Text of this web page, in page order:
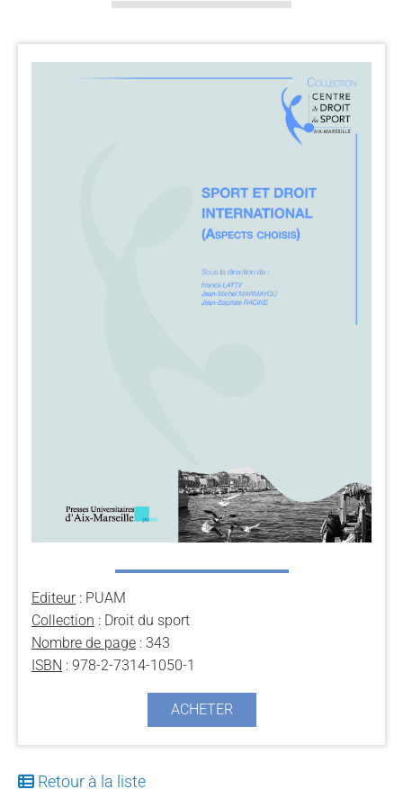
Editeur: PUAM
Collection : Droit du sport
Nombre de page : 343
ISBN : 978-2-7314-1050-1
ACHETER
Retour à la liste